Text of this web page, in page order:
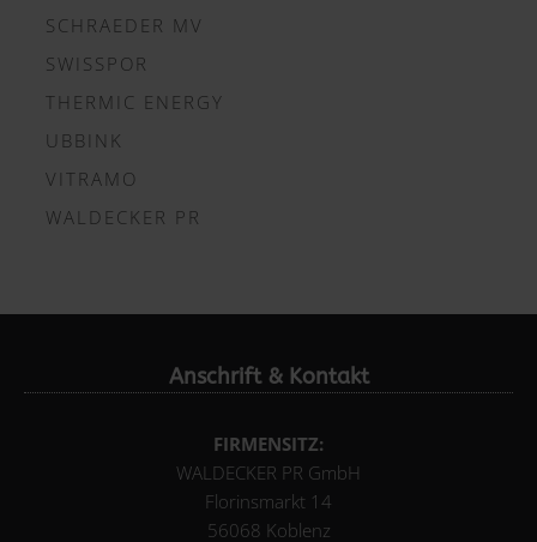
SCHRAEDER MV
SWISSPOR
THERMIC ENERGY
UBBINK
VITRAMO
WALDECKER PR
Anschrift & Kontakt
FIRMENSITZ:
WALDECKER PR GmbH
Florinsmarkt 14
56068 Koblenz